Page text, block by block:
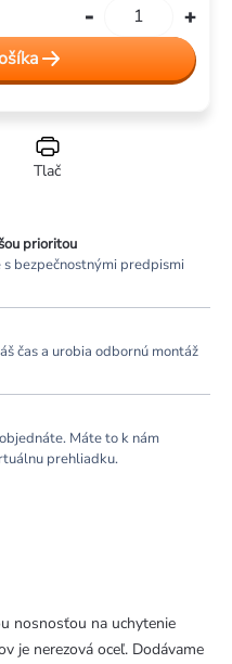
Tlač
prioritou
bezpečnostnými predpismi
čas a urobia odbornú montáž
Máte to k nám
prehliadku.
nosnosťou na uchytenie
je nerezová oceľ. Dodávame